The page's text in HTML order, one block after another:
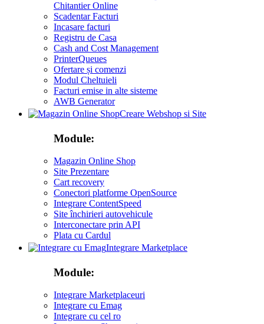
Chitantier Online
Scadentar Facturi
Incasare facturi
Registru de Casa
Cash and Cost Management
PrinterQueues
Ofertare și comenzi
Modul Cheltuieli
Facturi emise in alte sisteme
AWB Generator
Creare Webshop si Site
Module:
Magazin Online Shop
Site Prezentare
Cart recovery
Conectori platforme OpenSource
Integrare ContentSpeed
Site închirieri autovehicule
Interconectare prin API
Plata cu Cardul
Integrare Marketplace
Module:
Integrare Marketplaceuri
Integrare cu Emag
Integrare cu cel ro